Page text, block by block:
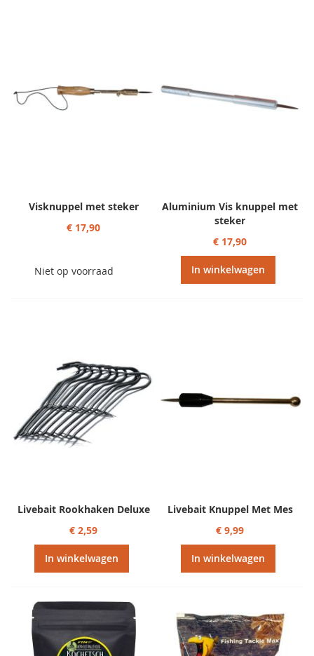
Visknuppel met steker
€ 17,90
Niet op voorraad
Aluminium Vis knuppel met
steker
€ 17,90
In winkelwagen
Livebait Rookhaken Deluxe
€ 2,59
In winkelwagen
Livebait Knuppel Met Mes
€ 9,99
In winkelwagen